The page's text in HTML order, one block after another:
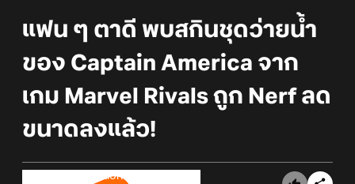
แฟน ๆ ตาดี พบสกินชุดว่ายน้ำ
ของ Captain America จาก
เกม Marvel Rivals ถูก Nerf ลด
ขนาดลงแล้ว!
Online Station